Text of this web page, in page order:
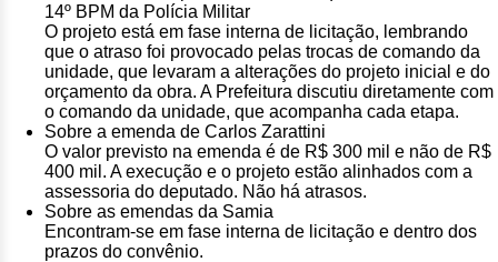
14º BPM da Polícia Militar
O projeto está em fase interna de licitação, lembrando
que o atraso foi provocado pelas trocas de comando da
unidade, que levaram a alterações do projeto inicial e do
orçamento da obra. A Prefeitura discutiu diretamente com
o comando da unidade, que acompanha cada etapa.
Sobre a emenda de Carlos Zarattini
O valor previsto na emenda é de R$ 300 mil e não de R$
400 mil. A execução e o projeto estão alinhados com a
assessoria do deputado. Não há atrasos.
Sobre as emendas da Samia
Encontram-se em fase interna de licitação e dentro dos
prazos do convênio.